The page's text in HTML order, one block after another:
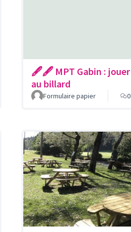
🖋🖋 MPT Gabin : jouer
au billard
Formulaire papier
0